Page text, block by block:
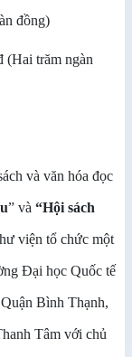
đồng)
(Hai trăm ngàn
và văn hóa đọc
” và “Hội sách
viện tổ chức một
Đại học Quốc tế
Bình Thạnh,
Tâm với chủ